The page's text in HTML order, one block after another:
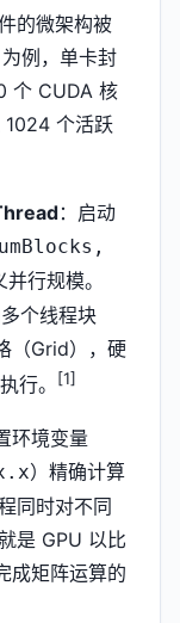
的微架构被
例，单卡封
个 CUDA 核
1024 个活跃
：启动
并行规模。
个线程块
（Grid），硬
行。
[1]
环境变量
）精确计算
同时对不同
是 GPU 以比
成矩阵运算的